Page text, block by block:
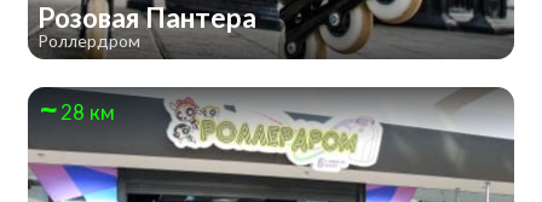
Розовая Пантера
Роллердром
28 км